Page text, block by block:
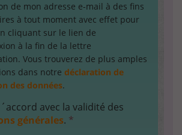
de mon adresse e-mail à des fins
à tout moment avec effet pour
cliquant sur le lien de
à la fin de la lettre
Vous trouverez de plus amples
dans notre déclaration de
des données.
avec la validité des
générales. *